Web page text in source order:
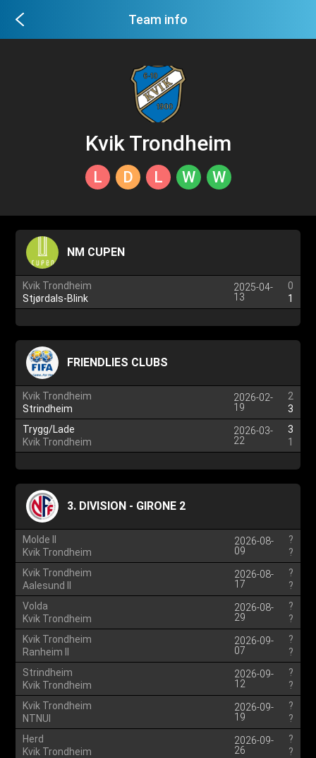
Team info
Kvik Trondheim
L D L W W
NM CUPEN
Kvik Trondheim
Stjørdals-Blink
2025-04-
13
0
1
FRIENDLIES CLUBS
Kvik Trondheim
Strindheim
2026-02-
19
2
3
Trygg/Lade
Kvik Trondheim
2026-03-
22
3
1
3. DIVISION - GIRONE 2
Molde II
Kvik Trondheim
2026-08-
09
?
?
Kvik Trondheim
Aalesund II
2026-08-
17
?
?
Volda
Kvik Trondheim
2026-08-
29
?
?
Kvik Trondheim
Ranheim II
2026-09-
07
?
?
Strindheim
Kvik Trondheim
2026-09-
12
?
?
Kvik Trondheim
NTNUI
2026-09-
19
?
?
Herd
Kvik Trondheim
2026-09-
26
?
?